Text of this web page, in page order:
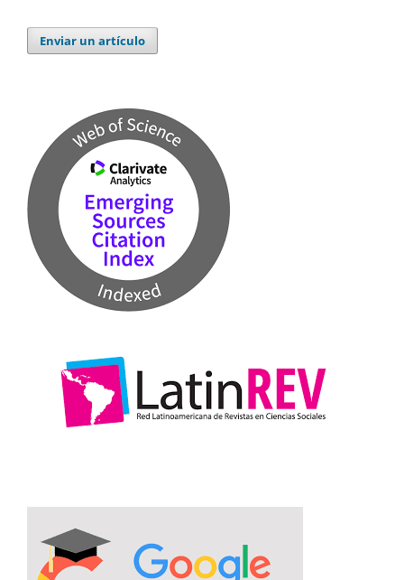
Enviar un artículo